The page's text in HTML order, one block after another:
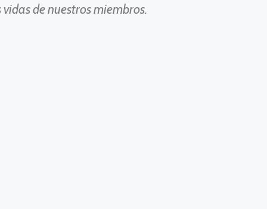
de nuestros miembros.